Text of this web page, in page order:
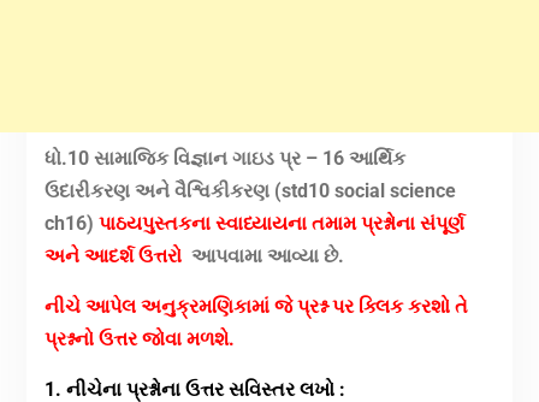
ધો.10 સામાજિક વિજ્ઞાન ગાઇડ પ્ર – 16 આર્થિક
ઉદારીકરણ અને વૈશ્વિકીકરણ (std10 social science
ch16) પાઠયપુસ્તકના સ્વાધ્યાયના તમામ પ્રશ્નોના સંપૂર્ણ
અને આદર્શ ઉત્તરોઆપવામા આવ્યા છે.
નીચે આપેલ અનુક્રમણિકામાં જે પ્રશ્ન પર ક્લિક કરશો તે
પ્રશ્નનો ઉત્તર જોવા મળશે.
1. નીચેના પ્રશ્નોના ઉત્તર સવિસ્તર લખો :